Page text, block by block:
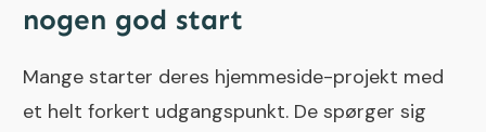
nogen god start
Mange starter deres hjemmeside-projekt med
et helt forkert udgangspunkt. De spørger sig